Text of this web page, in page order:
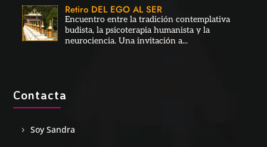
Retiro DEL EGO AL SER
Encuentro entre la tradición contemplativa
budista, la psicoterapia humanista y la
neurociencia. Una invitación a...
Contacta
Soy Sandra